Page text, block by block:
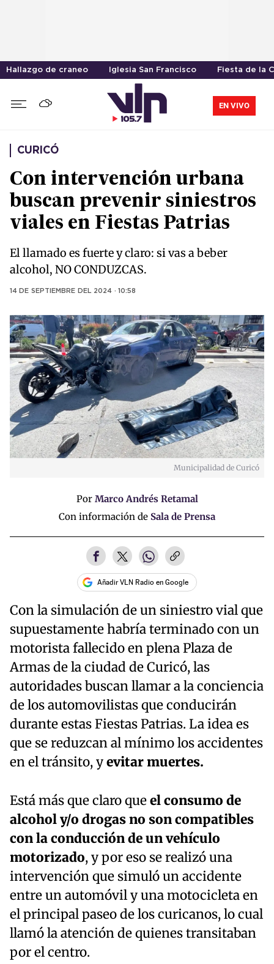
Hallazgo de craneo Iglesia San Francisco Fiesta de la
EN VIVO
CURICÓ
Con intervención urbana
buscan prevenir siniestros
viales en Fiestas Patrias
El llamado es fuerte y claro: si vas a beber
alcohol, NO CONDUZCAS.
14 DE SEPTIEMBRE DEL 2024 · 10:58
Municipalidad de Curicó
Por Marco Andrés Retamal
Con información de Sala de Prensa
Añadir VLN Radio en Google
Con la simulación de un siniestro vial que
supuestamente habría terminado con un
motorista fallecido en plena Plaza de
Armas de la ciudad de Curicó, las
autoridades buscan llamar a la conciencia
de los automovilistas que conducirán
durante estas Fiestas Patrias. La idea es
que se reduzcan al mínimo los accidentes
en el tránsito, yevitar muertes.
Está más que claro queel consumo de
alcohol y/o drogas no son compatibles
con la conducción de un vehículo
motorizado, y por eso se realizó una
intervención que simuló un accidente
entre un automóvil y una motocicleta en
el principal paseo de los curicanos, lo cual
llamó la atención de quienes transitaban
por el centro.